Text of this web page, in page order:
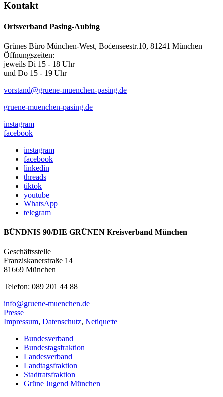
Kontakt
Ortsverband Pasing-Aubing
Grünes Büro München-West, Bodenseestr.10, 81241 München
Öffnungszeiten:
jeweils Di 15 - 18 Uhr
und Do 15 - 19 Uhr
vorstand@gruene-muenchen-pasing.de
gruene-muenchen-pasing.de
instagram
facebook
instagram
facebook
linkedin
threads
tiktok
youtube
WhatsApp
telegram
BÜNDNIS 90/DIE GRÜNEN Kreisverband München
Geschäftsstelle
Franziskanerstraße 14
81669 München
Telefon: 089 201 44 88
info@gruene-muenchen.de
Presse
Impressum, Datenschutz, Netiquette
Bundesverband
Bundestagsfraktion
Landesverband
Landtagsfraktion
Stadtratsfraktion
Grüne Jugend München